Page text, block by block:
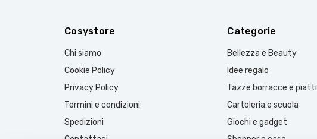
Cosystore
Chi siamo
Cookie Policy
Privacy Policy
Termini e condizioni
Spedizioni
Categorie
Bellezza e Beauty
Idee regalo
Tazze borracce e piatti
Cartoleria e scuola
Giochi e gadget